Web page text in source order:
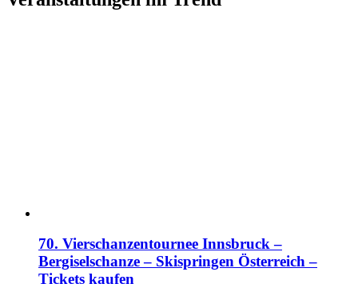
70. Vierschanzentournee Innsbruck –
Bergiselschanze – Skispringen Österreich –
Tickets kaufen